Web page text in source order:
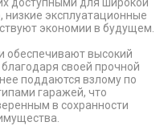
низкие эксплуатационные
экономии в будущем.
обеспечивают высокий
своей прочной
поддаются взлому по
гаражей, что
в сохранности